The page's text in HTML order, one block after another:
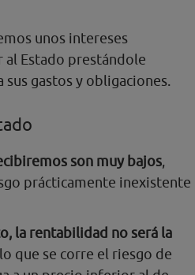
unos intereses
al Estado prestándole
gastos y obligaciones.
son muy bajos,
prácticamente inexistente
la rentabilidad no será la
que se corre el riesgo de